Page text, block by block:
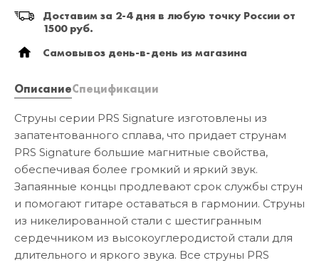
Доставим за 2-4 дня в любую точку России от
1500 руб.
Самовывоз день-в-день из магазина
ОписаниеСпецификации
Струны серии PRS Signature изготовлены из
запатентованного сплава, что придает струнам
PRS Signature большие магнитные свойства,
обеспечивая более громкий и яркий звук.
Запаянные концы продлевают срок службы струн
и помогают гитаре оставаться в гармонии. Струны
из никелированной стали с шестигранным
сердечником из высокоуглеродистой стали для
длительного и яркого звука. Все струны PRS